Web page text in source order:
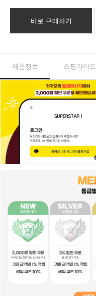
바로 구매하기
제품정보 쇼핑가이드